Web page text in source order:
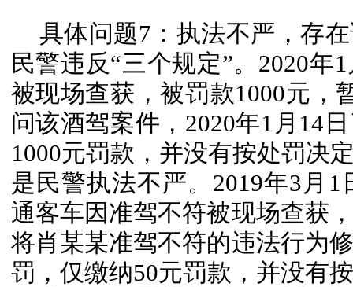
具体问题7：执法不严，存
民警违反“三个规定”。2020年
被现场查获，被罚款1000元，
问该酒驾案件，2020年1月14
1000元罚款，并没有按处罚决
是民警执法不严。2019年3月
通客车因准驾不符被现场查获
将肖某某准驾不符的违法行为
罚，仅缴纳50元罚款，并没有